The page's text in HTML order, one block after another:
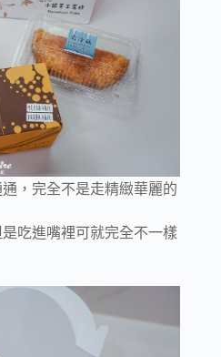
，完全不是走精緻華麗的
吃進嘴裡可就完全不一樣